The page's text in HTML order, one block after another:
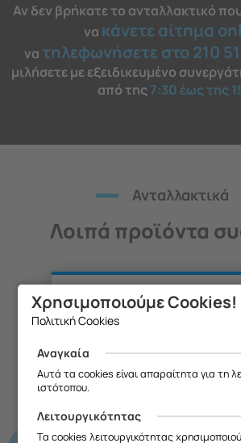
Αν δεν βρήκατε το ανταλλακτικό
να κάνετε αίτημα
νατηλεφωνήσετε στο 210
μιλήσετε με εξειδικευμένο
από της7:30 έως της
Ανταλλακτικά
Λοιπά προϊόντα
Χρησιμοποιούμε Cookies!
Πολιτική Cookies
Αναγκαία
Αυτά τα cookies είναι απαραίτητα για τη
ιστότοπου.
Λειτουργικότητας
Τα cookies λειτουργικότητας
Θα θέλαμε να σας
κλειστή από13/08 έως και
Σας ευχαριστούμε για την